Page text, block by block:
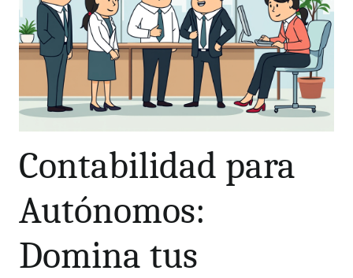
Contabilidad para
Autónomos:
Domina tus